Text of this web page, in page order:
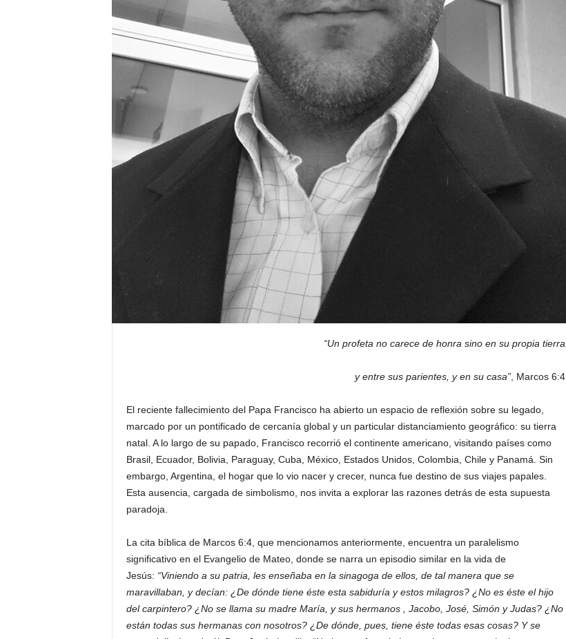
“Un profeta no carece de honra sino en su propia tierra,
y entre sus parientes, y en su casa”, Marcos 6:4.
El reciente fallecimiento del Papa Francisco ha abierto un espacio de reflexión sobre su legado,
marcado por un pontificado de cercanía global y un particular distanciamiento geográfico: su tierra
natal. A lo largo de su papado, Francisco recorrió el continente americano, visitando países como
Brasil, Ecuador, Bolivia, Paraguay, Cuba, México, Estados Unidos, Colombia, Chile y Panamá. Sin
embargo, Argentina, el hogar que lo vio nacer y crecer, nunca fue destino de sus viajes papales.
Esta ausencia, cargada de simbolismo, nos invita a explorar las razones detrás de esta supuesta
paradoja.
La cita bíblica de Marcos 6:4, que mencionamos anteriormente, encuentra un paralelismo
significativo en el Evangelio de Mateo, donde se narra un episodio similar en la vida de
Jesús: “Viniendo a su patria, les enseñaba en la sinagoga de ellos, de tal manera que se
maravillaban, y decían: ¿De dónde tiene éste esta sabiduría y estos milagros? ¿No es éste el hijo
del carpintero? ¿No se llama su madre María, y sus hermanos , Jacobo, José, Simón y Judas? ¿No
están todas sus hermanas con nosotros? ¿De dónde, pues, tiene éste todas esas cosas? Y se